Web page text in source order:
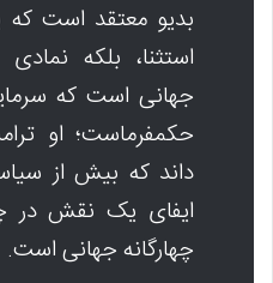
بدیو معتقد است که
استثنا، بلکه
جهانی است که
حکمفرماست؛ او
داند که بیش از
ایفای یک نقش در
چهارگانه جهانی است.